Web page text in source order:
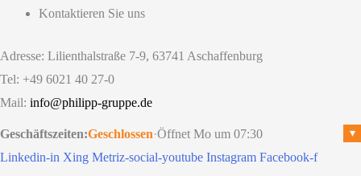
Kontaktieren Sie uns
Adresse: Lilienthalstraße 7-9, 63741 Aschaffenburg
Tel: +49 6021 40 27-0
Mail: info@philipp-gruppe.de
Geschäftszeiten:Geschlossen·Öffnet Mo um 07:30 ▾
Linkedin-in Xing Metriz-social-youtube Instagram Facebook-f